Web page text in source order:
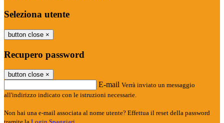
Seleziona utente
button close ×
Recupero password
button close ×
E-mail Verrà inviato un messaggio
all'indirizzo indicato con le istruzioni necessarie.
Non hai una e-mail associata al nome utente? Effettua il reset della password